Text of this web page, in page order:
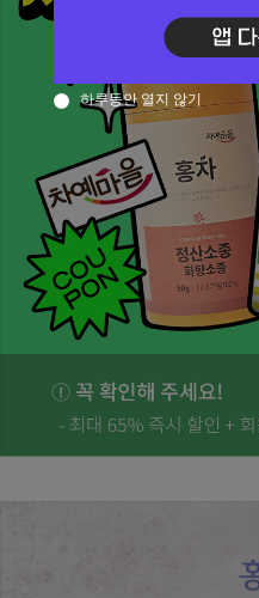
하루동안 열지 않기